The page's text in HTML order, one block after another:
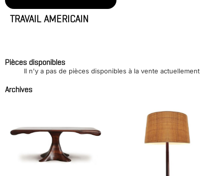
TRAVAIL AMERICAIN
Pièces disponibles
Il n'y a pas de pièces disponibles à la vente actuellement
Archives